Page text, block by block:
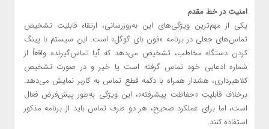
امنیت در خط مقدم
یکی از مهم‌ترین ویژگی‌های این به‌روزرسانی، ارتقاء قابلیت تشخیص
تماس‌های جعلی در برنامه «فون بای گوگل» است. این سیستم با پینگ
کردن دستگاه مخاطب، تشخیص می‌دهد که آیا تماس‌گیرنده واقعاً از
شماره ادعایی خود تماس گرفته است یا خیر و در صورت تشخیص
کلاهبرداری، هشدار همراه با دکمه قطع تماس به کاربر نمایش می‌دهد.
برخلاف قابلیت «حفاظت پیشرفته»، این ویژگی به‌طور پیش‌فرض فعال
است، اما برای عملکرد صحیح، هر دو طرف تماس باید از برنامه مذکور
استفاده کنند.